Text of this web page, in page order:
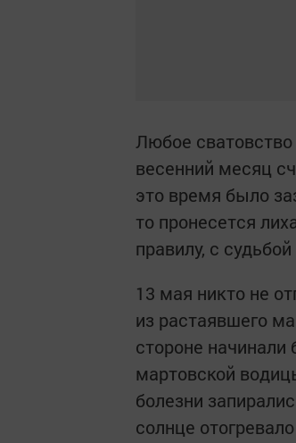
Любое
весенний месяц
это время было
то пронесется
правилу, с
13 мая никто не
из растаявшего
стороне
мартовской
болезни
солнце